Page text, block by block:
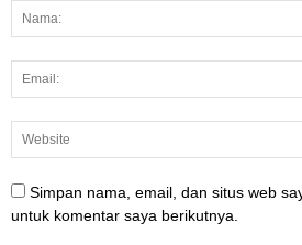
Simpan nama, email, dan situs web
untuk komentar saya berikutnya.